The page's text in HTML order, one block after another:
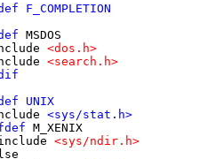
F_COMPLETION
<dos.h>
<search.h>
UNIX
<sys/stat.h>
<sys/ndir.h>